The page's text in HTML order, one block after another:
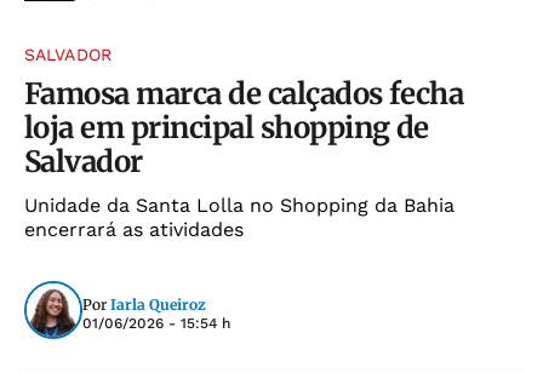
SALVADOR
Famosa marca de calçados fecha
loja em principal shopping de
Salvador
Unidade da Santa Lolla no Shopping da Bahia
encerrará as atividades
Por Iarla Queiroz
01/06/2026 - 15:54 h